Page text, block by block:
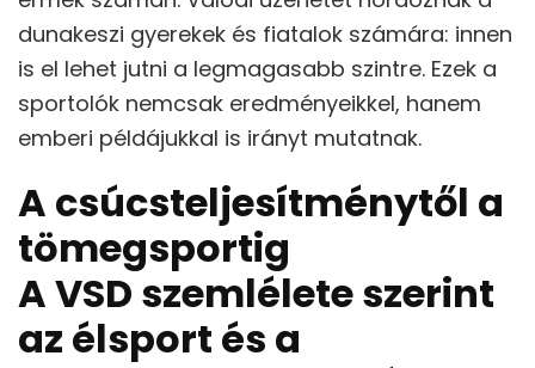
dunakeszi gyerekek és fiatalok számára: innen
is el lehet jutni a legmagasabb szintre. Ezek a
sportolók nemcsak eredményeikkel, hanem
emberi példájukkal is irányt mutatnak.
A csúcsteljesítménytől a
tömegsportig
A VSD szemlélete szerint
az élsport és a